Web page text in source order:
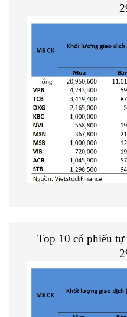
Top 10 cổ phiếu